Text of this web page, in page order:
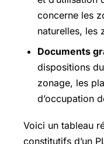
concerne les
naturelles, les
Documents
dispositions
zonage, les
d’occupation
Voici un tableau
constitutifs d’un